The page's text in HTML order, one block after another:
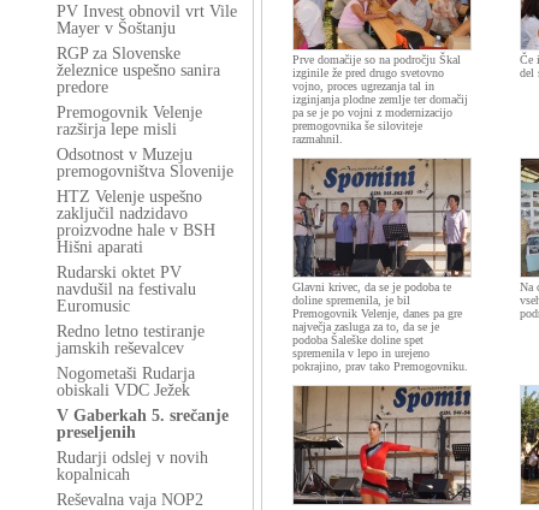
PV Invest obnovil vrt Vile
Mayer v Šoštanju
RGP za Slovenske
železnice uspešno sanira
predore
Premogovnik Velenje
razširja lepe misli
Odsotnost v Muzeju
premogovništva Slovenije
HTZ Velenje uspešno
zaključil nadzidavo
proizvodne hale v BSH
Hišni aparati
Rudarski oktet PV
navdušil na festivalu
Euromusic
Redno letno testiranje
jamskih reševalcev
Nogometaši Rudarja
obiskali VDC Ježek
V Gaberkah 5. srečanje
preseljenih
Rudarji odslej v novih
kopalnicah
Reševalna vaja NOP2
Prve domačije so na področju Škal
izginile že pred drugo svetovno
vojno, proces ugrezanja tal in
izginjanja plodne zemlje ter domačij
pa se je po vojni z modernizacijo
premogovnika še siloviteje
razmahnil.
Če
del
Glavni krivec, da se je podoba te
doline spremenila, je bil
Premogovnik Velenje, danes pa gre
največja zasluga za to, da se je
podoba Šaleške doline spet
spremenila v lepo in urejeno
pokrajino, prav tako Premogovniku.
Na